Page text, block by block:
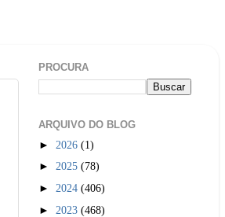
PROCURA
ARQUIVO DO BLOG
► 2026 (1)
► 2025 (78)
► 2024 (406)
► 2023 (468)